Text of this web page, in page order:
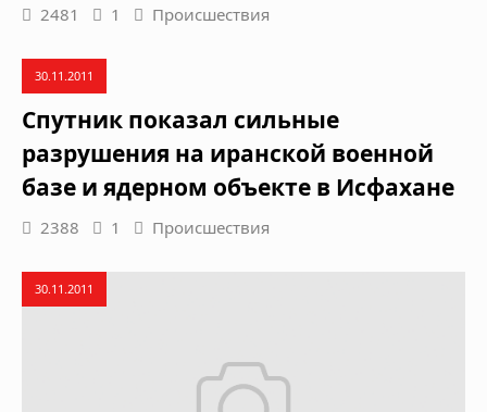
2481 1 Происшествия
30.11.2011
Спутник показал сильные
разрушения на иранской военной
базе и ядерном объекте в Исфахане
2388 1 Происшествия
30.11.2011